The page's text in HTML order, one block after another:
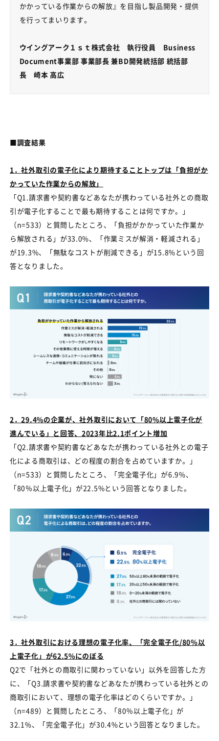
かかっている作業からの解放』を目指し製品開発・提供
を行ってまいります。
ウイングアーク１ｓｔ株式会社 執行役員 Business
Document事業部 事業部長 兼BD開発統括部 統括部
長 崎本 高広
■調査結果
1 ．社外取引の電子化により期待することトップは「負担がか
かっていた作業からの解放」
「Q1. 請求書や契約書などあなたが携わっている社外との商取
引が電子化することで最も期待することは何ですか。」
（n=533）と質問したところ、「負担がかかっていた作業か
ら解放される」が33.0%、「作業ミスが解消・軽減される」
が19.3%、「無駄なコストが削減できる」が15.8%という回
答となりました。
2．29.4%の企業が、社外取引において「80%以上電子化が
進んでいる」と回答、 2023年比2.1ポイント増加
「Q2.請求書や契約書などあなたが携わっている社外との電子
化による商取引は、どの程度の割合を占めていますか。」
（n=533）と質問したところ、「完全電子化」が6.9%、
「80％以上電子化」が22.5%という回答となりました。
3．社外取引における理想の電子化率、「完全電子化/80％以
上電子化」が62.5%にのぼる
Q2で「社外との商取引に関わっていない」以外を回答した方
に、「Q3.請求書や契約書などあなたが携わっている社外との
商取引において、理想の電子化率はどのくらいですか。」
（n=489）と質問したところ、「80％以上電子化」が
32.1%、「完全電子化」が30.4%という回答となりました。